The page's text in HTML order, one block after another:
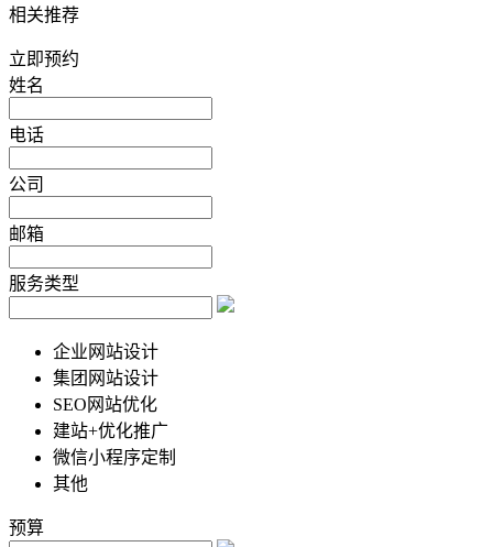
相关推荐
立即预约
姓名
电话
公司
邮箱
服务类型
企业网站设计
集团网站设计
SEO网站优化
建站+优化推广
微信小程序定制
其他
预算